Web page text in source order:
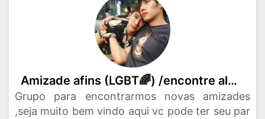
Amizade afins (LGBT🌈) /encontre alguem e seja par se quiser ❤️
Grupo para encontrarmos novas amizades
,seja muito bem vindo aqui vc pode ter seu par